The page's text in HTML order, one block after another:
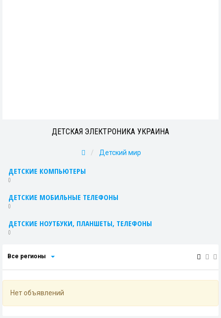
ДЕТСКАЯ ЭЛЕКТРОНИКА УКРАИНА
Детский мир
ДЕТСКИЕ КОМПЬЮТЕРЫ
0
ДЕТСКИЕ МОБИЛЬНЫЕ ТЕЛЕФОНЫ
0
ДЕТСКИЕ НОУТБУКИ, ПЛАНШЕТЫ, ТЕЛЕФОНЫ
0
Все регионы
Нет объявлений